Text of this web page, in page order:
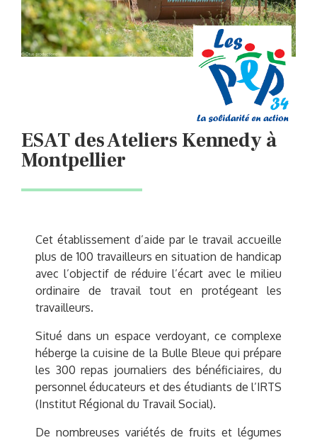
ESAT des Ateliers Kennedy à
Montpellier
Cet établissement d’aide par le travail accueille
plus de 100 travailleurs en situation de handicap
avec l’objectif de réduire l’écart avec le milieu
ordinaire de travail tout en protégeant les
travailleurs.
Situé dans un espace verdoyant, ce complexe
héberge la cuisine de la Bulle Bleue qui prépare
les 300 repas journaliers des bénéficiaires, du
personnel éducateurs et des étudiants de l’IRTS
(Institut Régional du Travail Social).
De nombreuses variétés de fruits et légumes